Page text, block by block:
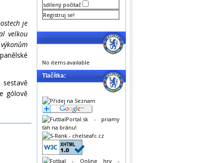
je
velkou
gólově
sdílený počítač
Registruj se!
No items available
Tlačítka: